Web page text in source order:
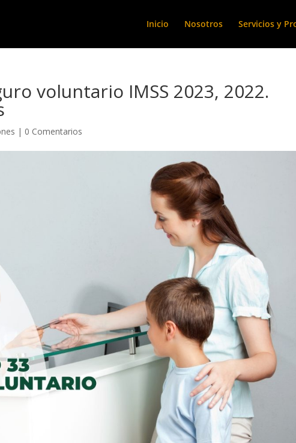
Inicio Nosotros Servicios y
voluntario IMSS 2023, 2022.
| 0 Comentarios